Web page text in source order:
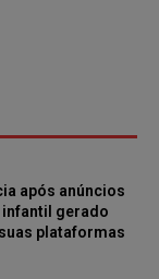
após anúncios
gerado
plataformas